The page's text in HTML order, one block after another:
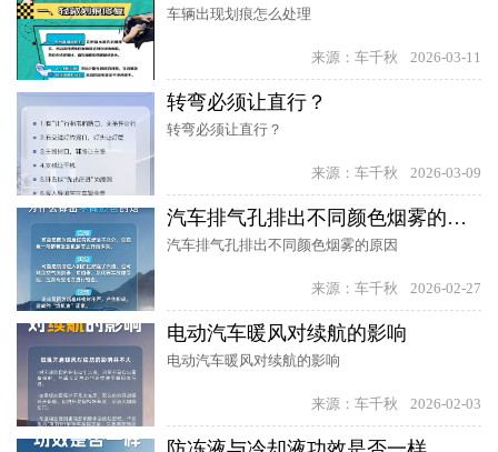
车辆出现划痕怎么处理
来源：车千秋 2026-03-11
转弯必须让直行？
转弯必须让直行？
来源：车千秋 2026-03-09
汽车排气孔排出不同颜色烟雾的原因
汽车排气孔排出不同颜色烟雾的原因
来源：车千秋 2026-02-27
电动汽车暖风对续航的影响
电动汽车暖风对续航的影响
来源：车千秋 2026-02-03